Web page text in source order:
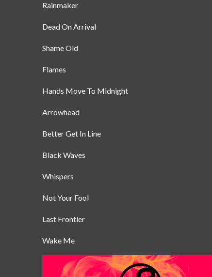
Rainmaker
Dead On Arrival
Shame Old
Flames
Hands Move To Midnight
Arrowhead
Better Get In Line
Black Waves
Whispers
Not Your Fool
Last Frontier
Wake Me